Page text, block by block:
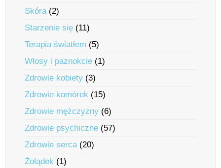
Skóra(2)
Starzenie się (11)
Terapia światłem (5)
Włosy i paznokcie (1)
Zdrowie kobiety (3)
Zdrowie komórek (15)
Zdrowie mężczyzny (6)
Zdrowie psychiczne (57)
Zdrowie serca(20)
Żołądek (1)